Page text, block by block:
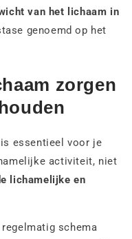
van het lichaam in
genoemd op het
zorgen
essentieel voor je
activiteit, niet
lichamelijke en
schema